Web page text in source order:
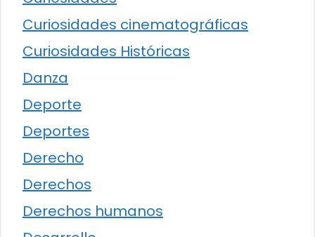
Curiosidades cinematográficas
Curiosidades Históricas
Danza
Deporte
Deportes
Derecho
Derechos
Derechos humanos